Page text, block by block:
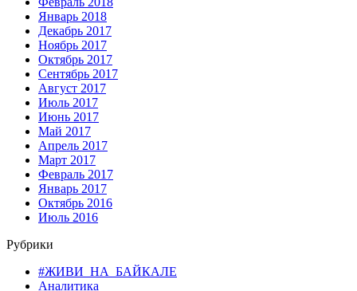
Январь 2018
Декабрь 2017
Ноябрь 2017
Октябрь 2017
Сентябрь 2017
Август 2017
Июль 2017
Июнь 2017
Май 2017
Апрель 2017
Март 2017
Февраль 2017
Январь 2017
Октябрь 2016
Июль 2016
Рубрики
#ЖИВИ_НА_БАЙКАЛЕ
Аналитика